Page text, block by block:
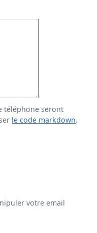
téléphone seront
le code markdown.
votre email